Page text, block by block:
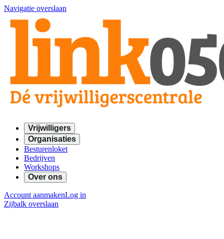
Navigatie overslaan
Vrijwilligers
Organisaties
Besturenloket
Bedrijven
Workshops
Over ons
Account aanmakenLog in
Zijbalk overslaan